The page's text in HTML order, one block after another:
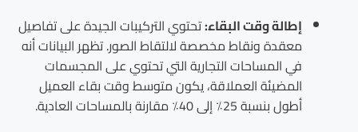
إطالة وقت البقاء:تحتوي التركيبات الجيدة على تفاصيل
معقدة ونقاط مخصصة لالتقاط الصور. تظهر البيانات أنه
في المساحات التجارية التي تحتوي على المجسمات
المضيئة العملاقة، يكون متوسط وقت بقاء العميل
أطول بنسبة 25٪ إلى 40٪ مقارنة بالمساحات العادية.